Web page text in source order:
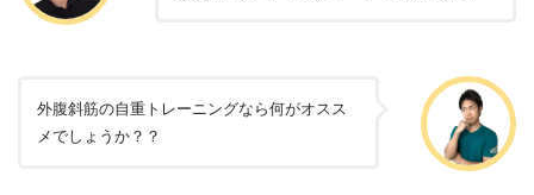
外腹斜筋の自重トレーニングなら何がオスス
メでしょうか？？